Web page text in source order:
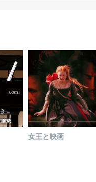
女王と映画